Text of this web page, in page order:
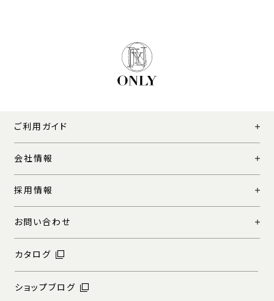
ご利用ガイド
会社情報
採用情報
お問い合わせ
カタログ
ショップブログ